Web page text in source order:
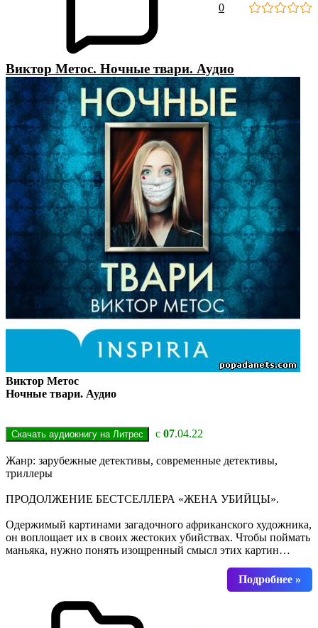
0
Виктор Метос. Ночные твари. Аудио
Виктор Метос
Ночные твари. Аудио
с 07.04.22
Жанр: зарубежные детективы, современные детективы,
триллеры
ПРОДОЛЖЕНИЕ БЕСТСЕЛЛЕРА «ЖЕНА УБИЙЦЫ».
Одержимый картинами загадочного африканского художника,
он воплощает их в своих жестоких убийствах. Чтобы поймать
маньяка, нужно понять изощренный смысл этих картин…